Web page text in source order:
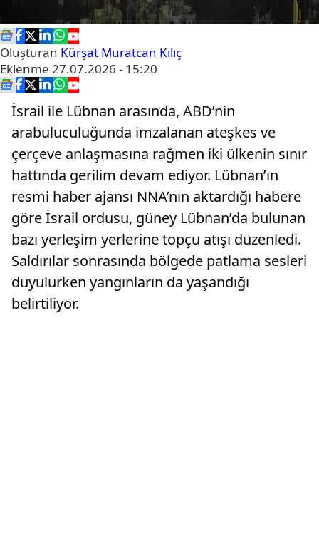
Oluşturan Kürşat Muratcan Kılıç
Eklenme 27.07.2026 - 15:20
İsrail ile Lübnan arasında, ABD’nin
arabuluculuğunda imzalanan ateşkes ve
çerçeve anlaşmasına rağmen iki ülkenin sınır
hattında gerilim devam ediyor. Lübnan’ın
resmi haber ajansı NNA’nın aktardığı habere
göre İsrail ordusu, güney Lübnan’da bulunan
bazı yerleşim yerlerine topçu atışı düzenledi.
Saldırılar sonrasında bölgede patlama sesleri
duyulurken yangınların da yaşandığı
belirtiliyor.